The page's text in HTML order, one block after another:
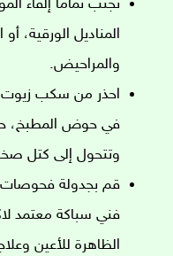
تجنب تماماً إلقاء
المناديل الورقية،
والمراحيض.
احذر من سكب زيوت
في حوض المطبخ،
وتتحول إلى كتل
قم بجدولة فحوصات
فني سباكة معتمد
الظاهرة للأعين